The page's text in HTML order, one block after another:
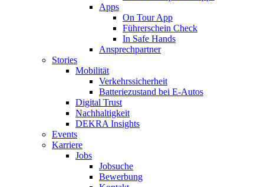
Apps
On Tour App
Führerschein Check
In Safe Hands
Ansprechpartner
Stories
Mobilität
Verkehrssicherheit
Batteriezustand bei E-Autos
Digital Trust
Nachhaltigkeit
DEKRA Insights
Events
Karriere
Jobs
Jobsuche
Bewerbung